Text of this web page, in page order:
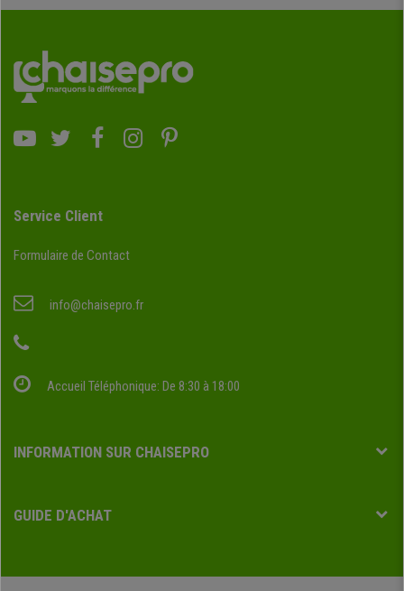
Service Client
Formulaire de Contact
info@chaisepro.fr
Accueil Téléphonique: De 8:30 à 18:00
INFORMATION SUR CHAISEPRO
GUIDE D'ACHAT